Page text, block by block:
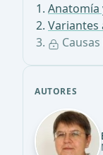
Anatomía
Variantes
AUTORES